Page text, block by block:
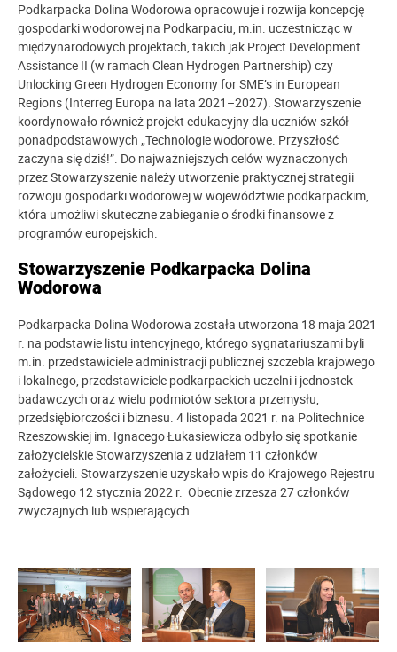
Podkarpacka Dolina Wodorowa opracowuje i rozwija koncepcję
gospodarki wodorowej na Podkarpaciu, m.in. uczestnicząc w
międzynarodowych projektach, takich jak Project Development
Assistance II (w ramach Clean Hydrogen Partnership) czy
Unlocking Green Hydrogen Economy for SME’s in European
Regions (Interreg Europa na lata 2021–2027). Stowarzyszenie
koordynowało również projekt edukacyjny dla uczniów szkół
ponadpodstawowych „Technologie wodorowe. Przyszłość
zaczyna się dziś!”. Do najważniejszych celów wyznaczonych
przez Stowarzyszenie należy utworzenie praktycznej strategii
rozwoju gospodarki wodorowej w województwie podkarpackim,
która umożliwi skuteczne zabieganie o środki finansowe z
programów europejskich.
Stowarzyszenie Podkarpacka Dolina
Wodorowa
Podkarpacka Dolina Wodorowa została utworzona 18 maja 2021
r. na podstawie listu intencyjnego, którego sygnatariuszami byli
m.in. przedstawiciele administracji publicznej szczebla krajowego
i lokalnego, przedstawiciele podkarpackich uczelni i jednostek
badawczych oraz wielu podmiotów sektora przemysłu,
przedsiębiorczości i biznesu. 4 listopada 2021 r. na Politechnice
Rzeszowskiej im. Ignacego Łukasiewicza odbyło się spotkanie
założycielskie Stowarzyszenia z udziałem 11 członków
założycieli. Stowarzyszenie uzyskało wpis do Krajowego Rejestru
Sądowego 12 stycznia 2022 r. Obecnie zrzesza 27 członków
zwyczajnych lub wspierających.